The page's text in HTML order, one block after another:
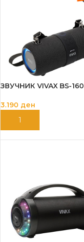
ЗВУЧНИК VIVAX BS-160
3.190 ден
ДОДАЈ ВО КОШНИЦА